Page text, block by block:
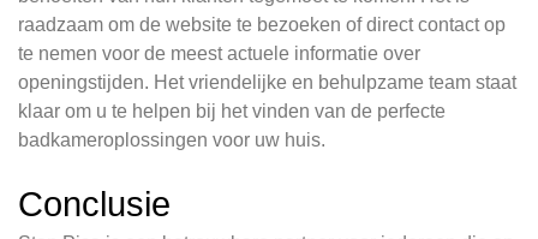
raadzaam om de website te bezoeken of direct contact op
te nemen voor de meest actuele informatie over
openingstijden. Het vriendelijke en behulpzame team staat
klaar om u te helpen bij het vinden van de perfecte
badkameroplossingen voor uw huis.
Conclusie